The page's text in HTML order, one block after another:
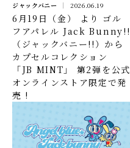
ジャックバニー 2026.06.19
6月19日（金） より ゴル
フアパレル Jack Bunny!!
（ジャックバニー!!）から
カプセルコレクション
「JB MINT」 第2弾を公式
オンラインストア限定で発
売 !